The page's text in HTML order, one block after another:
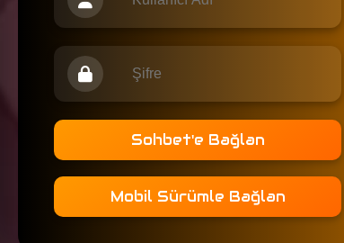
Sohbet'e Bağlan
Mobil Sürümle Bağlan